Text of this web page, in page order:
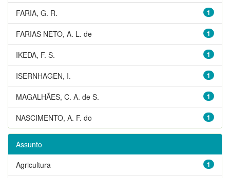
1
FARIA, G. R.
1
FARIAS NETO, A. L. de
1
IKEDA, F. S.
1
ISERNHAGEN, I.
1
MAGALHÃES, C. A. de S.
1
NASCIMENTO, A. F. do
Assunto
1
Agricultura